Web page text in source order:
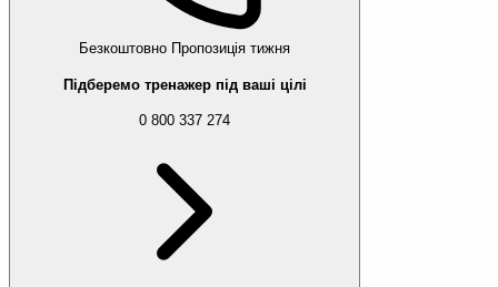
Безкоштовно Пропозиція тижня
Підберемо тренажер під ваші цілі
0 800 337 274